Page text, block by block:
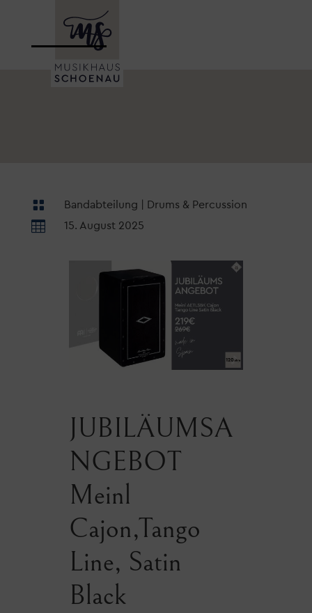
 Bandabteilung Drums & Percussion
 15. August 2025
JUBILÄUMSA
NGEBOT
Meinl
Cajon,Tango
Line, Satin
Black